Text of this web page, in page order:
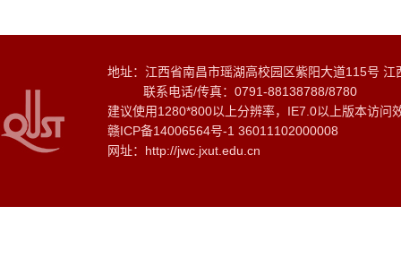
地址：江西省南昌市瑶湖高校园区紫阳大道115号
联系电话/传真：0791-88138788/8780
建议使用1280*800以上分辨率，IE7.0以上版本访问
赣ICP备14006564号-1 36011102000008
网址：http://jwc.jxut.edu.cn